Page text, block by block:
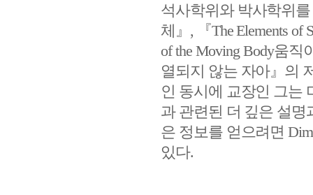
석사학위와 박사학위
체 』 , 『The Elements of
of the Moving Body움직
열되지 않는 자아』 의
인 동시에 교장인 그는
과 관련된 더 깊은 설
은 정보를 얻으려면
있다.